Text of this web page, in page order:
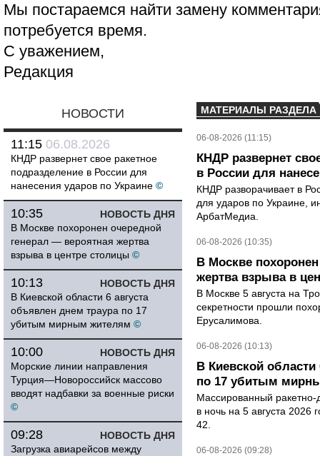
Мы постараемся найти замену
потребуется время.
С уважением,
Редакция
НОВОСТИ
11:15 06.08.2026
КНДР развернет свое ракетное
подразделение в России для
нанесения ударов по Украине ©
НОВОСТЬ ДНЯ
10:35
В Москве похоронен очередной
генерал — вероятная жертва
взрыва в центре столицы ©
НОВОСТЬ ДНЯ
10:13
В Киевской области 6 августа
объявлен днем траура по 17
убитым мирным жителям ©
НОВОСТЬ ДНЯ
10:00
Морские линии направления
Турция—Новороссийск массово
вводят надбавки за военные риски
©
НОВОСТЬ ДНЯ
09:28
Загрузка авиарейсов между
МАТЕРИАЛЫ РАЗДЕЛА
06-08-2026 (11:15)
КНДР развернет
в России для
КНДР разворачивает в
для ударов по Украине,
АрбатМедиа.
06-08-2026 (10:35)
В Москве
жертва взрыва в
В Москве 5 августа на
секретности прошли
Ерусалимова.
06-08-2026 (10:13)
В Киевской
по 17 убитым
Массированный ракетно-
в ночь на 5 августа 2026
42.
06-08-2026 (09:28)